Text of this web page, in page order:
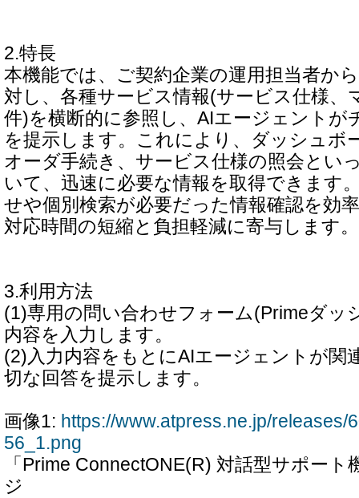
2.特長
本機能では、ご契約企業の運用担当者か
対し、各種サービス情報(サービス仕様、
件)を横断的に参照し、AIエージェントが
を提示します。これにより、ダッシュボ
オーダ手続き、サービス仕様の照会とい
いて、迅速に必要な情報を取得できます
せや個別検索が必要だった情報確認を効
対応時間の短縮と負担軽減に寄与します。
3.利用方法
(1)専用の問い合わせフォーム(Primeダッ
内容を入力します。
(2)入力内容をもとにAIエージェントが関
切な回答を提示します。
画像1: https://www.atpress.ne.jp/releases/
56_1.png
「Prime ConnectONE(R) 対話型サポー
ジ